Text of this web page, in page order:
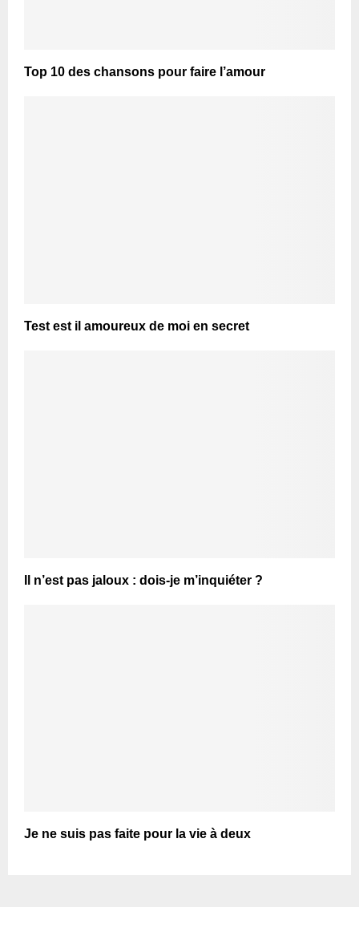
Top 10 des chansons pour faire l’amour
Test est il amoureux de moi en secret
Il n’est pas jaloux : dois-je m’inquiéter ?
Je ne suis pas faite pour la vie à deux